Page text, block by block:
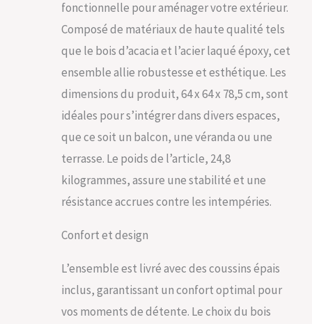
massif et le tressage
fin en polyrotin sont
résistants aux
intempéries,
assurant une
durabilité
exceptionnelle. Idéal
salon de jardin ou
votre terrasse avec
CONFORT XXL POUR
UNE EXPÉRIENCE
vous comme jamais
jardin. Ces coussins
vous invitent à vous
reposer tout en
fonctionnelle pour aménager votre extérieur.
Composé de matériaux de haute qualité tels
que le bois d’acacia et l’acier laqué époxy, cet
ensemble allie robustesse et esthétique. Les
dimensions du produit, 64 x 64 x 78,5 cm, sont
idéales pour s’intégrer dans divers espaces,
que ce soit un balcon, une véranda ou une
terrasse. Le poids de l’article, 24,8
kilogrammes, assure une stabilité et une
résistance accrues contre les intempéries.
Confort et design
L’ensemble est livré avec des coussins épais
inclus, garantissant un confort optimal pour
vos moments de détente. Le choix du bois